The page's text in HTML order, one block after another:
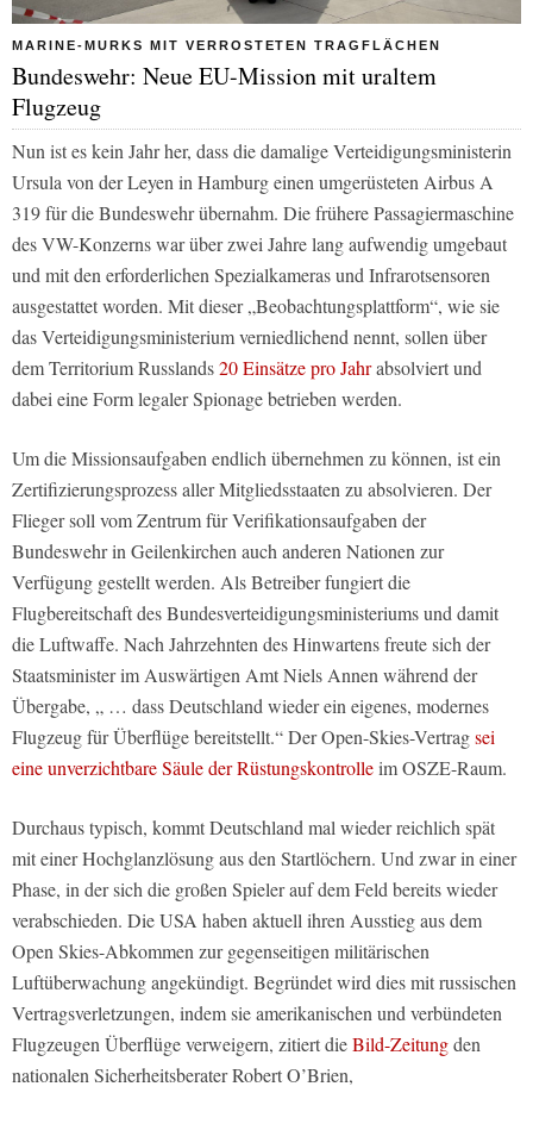
MARINE-MURKS MIT VERROSTETEN TRAGFLÄCHEN
Bundeswehr: Neue EU-Mission mit uraltem
Flugzeug
Nun ist es kein Jahr her, dass die damalige Verteidigungsministerin
Ursula von der Leyen in Hamburg einen umgerüsteten Airbus A
319 für die Bundeswehr übernahm. Die frühere Passagiermaschine
des VW-Konzerns war über zwei Jahre lang aufwendig umgebaut
und mit den erforderlichen Spezialkameras und Infrarotsensoren
ausgestattet worden. Mit dieser „Beobachtungsplattform“, wie sie
das Verteidigungsministerium verniedlichend nennt, sollen über
dem Territorium Russlands20 Einsätze pro Jahrabsolviert und
dabei eine Form legaler Spionage betrieben werden.
Um die Missionsaufgaben endlich übernehmen zu können, ist ein
Zertifizierungsprozess aller Mitgliedsstaaten zu absolvieren. Der
Flieger soll vom Zentrum für Verifikationsaufgaben der
Bundeswehr in Geilenkirchen auch anderen Nationen zur
Verfügung gestellt werden. Als Betreiber fungiert die
Flugbereitschaft des Bundesverteidigungsministeriums und damit
die Luftwaffe. Nach Jahrzehnten des Hinwartens freute sich der
Staatsminister im Auswärtigen Amt Niels Annen während der
Übergabe, „ … dass Deutschland wieder ein eigenes, modernes
Flugzeug für Überflüge bereitstellt.“ Der Open-Skies-Vertragsei
eine unverzichtbare Säule der Rüstungskontrolleim OSZE-Raum.
Durchaus typisch, kommt Deutschland mal wieder reichlich spät
mit einer Hochglanzlösung aus den Startlöchern. Und zwar in einer
Phase, in der sich die großen Spieler auf dem Feld bereits wieder
verabschieden. Die USA haben aktuell ihren Ausstieg aus dem
Open Skies-Abkommen zur gegenseitigen militärischen
Luftüberwachung angekündigt. Begründet wird dies mit russischen
Vertragsverletzungen, indem sie amerikanischen und verbündeten
Flugzeugen Überflüge verweigern, zitiert dieBild-Zeitungden
nationalen Sicherheitsberater Robert O’Brien,